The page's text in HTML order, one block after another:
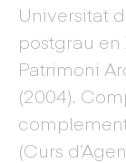
Universitat
postgrau
Patrimoni
(2004).
(Curs